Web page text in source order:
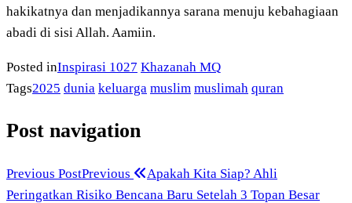
hakikatnya dan menjadikannya sarana menuju kebahagiaan
abadi di sisi Allah. Aamiin.
Posted inInspirasi 1027 Khazanah MQ
Tags2025 dunia keluarga muslim muslimah quran
Post navigation
Previous PostPrevious
Apakah Kita Siap? Ahli
Peringatkan Risiko Bencana Baru Setelah 3 Topan Besar